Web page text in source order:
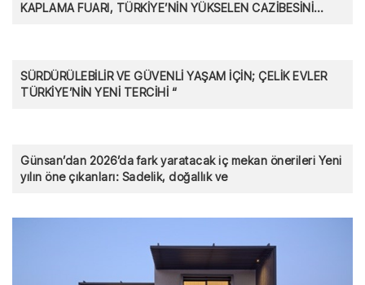
KAPLAMA FUARI, TÜRKİYE’NİN YÜKSELEN CAZİBESİNİ
SÜRDÜRÜLEBİLİR VE GÜVENLİ YAŞAM İÇİN; ÇELİK EVLER
TÜRKİYE’NİN YENİ TERCİHİ “
Günsan’dan 2026’da fark yaratacak iç mekan önerileri Yeni
yılın öne çıkanları: Sadelik, doğallık ve